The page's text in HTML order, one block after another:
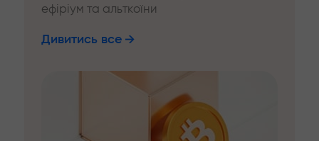
ефіріум та альткоїни
Дивитись все